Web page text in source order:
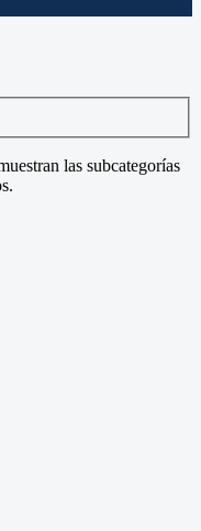
las subcategorías